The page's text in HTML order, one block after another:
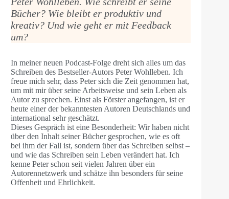
Bücher? Wie bleibt er produktiv und
kreativ? Und wie geht er mit Feedback
um?
In meiner neuen Podcast-Folge dreht sich alles um das
Schreiben des Bestseller-Autors Peter Wohlleben. Ich
freue mich sehr, dass Peter sich die Zeit genommen hat,
um mit mir über seine Arbeitsweise und sein Leben als
Autor zu sprechen. Einst als Förster angefangen, ist er
heute einer der bekanntesten Autoren Deutschlands und
international sehr geschätzt.
Dieses Gespräch ist eine Besonderheit: Wir haben nicht
über den Inhalt seiner Bücher gesprochen, wie es oft
bei ihm der Fall ist, sondern über das Schreiben selbst –
und wie das Schreiben sein Leben verändert hat. Ich
kenne Peter schon seit vielen Jahren über ein
Autorennetzwerk und schätze ihn besonders für seine
Offenheit und Ehrlichkeit.